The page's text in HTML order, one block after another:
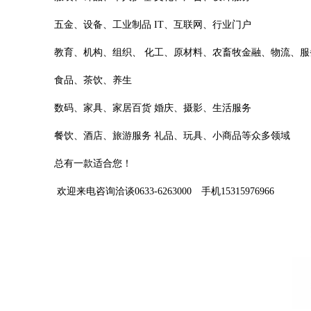
五金、设备、工业制品 IT、互联网、行业门户
教育、机构、组织、 化工、原材料、农畜牧金融、物流、
食品、茶饮、养生
数码、家具、家居百货 婚庆、摄影、生活服务
餐饮、酒店、旅游服务 礼品、玩具、小商品等众多领域
总有一款适合您！
欢迎来电咨询洽谈0633-6263000 手机15315976966